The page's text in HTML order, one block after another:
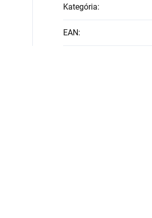
Kategória:
EAN: